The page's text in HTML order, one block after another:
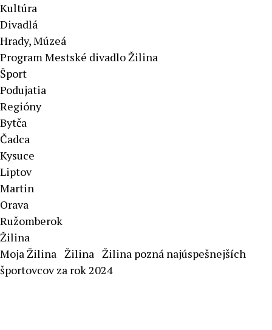
Kultúra
Divadlá
Hrady, Múzeá
Program Mestské divadlo Žilina
Šport
Podujatia
Regióny
Bytča
Čadca
Kysuce
Liptov
Martin
Orava
Ružomberok
Žilina
Moja Žilina Žilina Žilina pozná najúspešnejších
športovcov za rok 2024